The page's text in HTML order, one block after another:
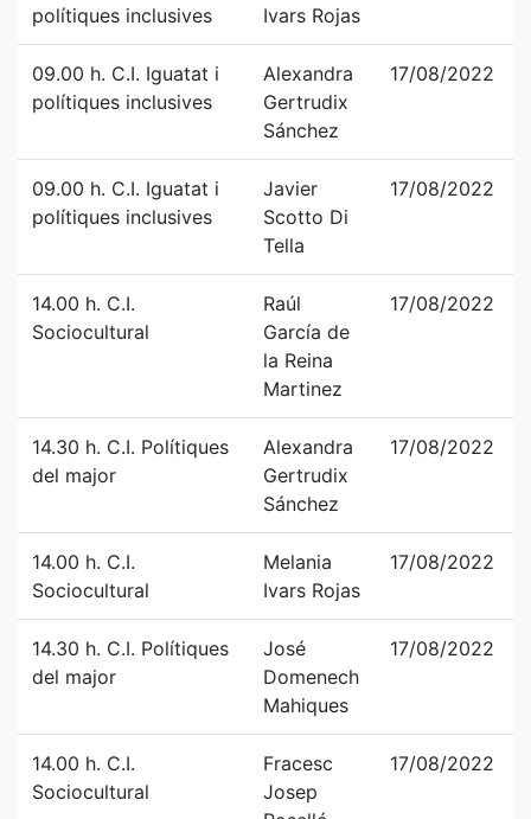
polítiques inclusives
Ivars Rojas
09.00 h. C.I. Iguatat i
polítiques inclusives
Alexandra
Gertrudix
Sánchez
17/08/2022
09.00 h. C.I. Iguatat i
polítiques inclusives
Javier
Scotto Di
Tella
17/08/2022
14.00 h. C.I.
Sociocultural
Raúl
García de
la Reina
Martinez
17/08/2022
14.30 h. C.I. Polítiques
del major
Alexandra
Gertrudix
Sánchez
17/08/2022
14.00 h. C.I.
Sociocultural
Melania
Ivars Rojas
17/08/2022
14.30 h. C.I. Polítiques
del major
José
Domenech
Mahiques
17/08/2022
14.00 h. C.I.
Sociocultural
Fracesc
Josep
17/08/2022